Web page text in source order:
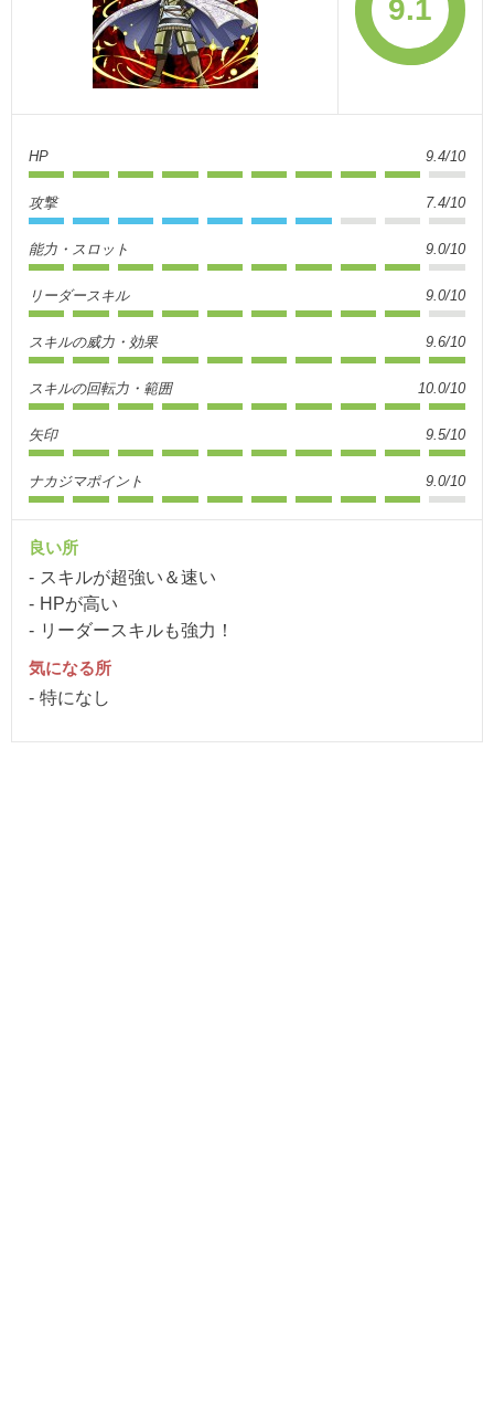
9.1
HP 9.4/10
攻撃 7.4/10
能力・スロット 9.0/10
リーダースキル 9.0/10
スキルの威力・効果 9.6/10
スキルの回転力・範囲 10.0/10
矢印 9.5/10
ナカジマポイント 9.0/10
良い所
スキルが超強い＆速い
HPが高い
リーダースキルも強力！
気になる所
特になし